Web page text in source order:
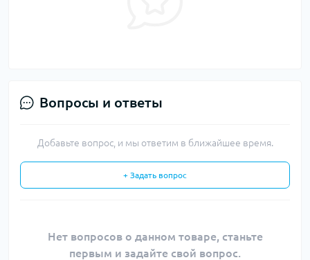
Вопросы и ответы
Добавьте вопрос, и мы ответим в ближайшее время.
+ Задать вопрос
Нет вопросов о данном товаре, станьте
первым и задайте свой вопрос.